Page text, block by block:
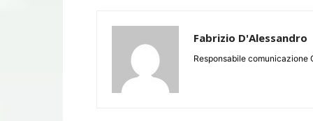
Fabrizio D'Alessandro
Responsabile comunicazione